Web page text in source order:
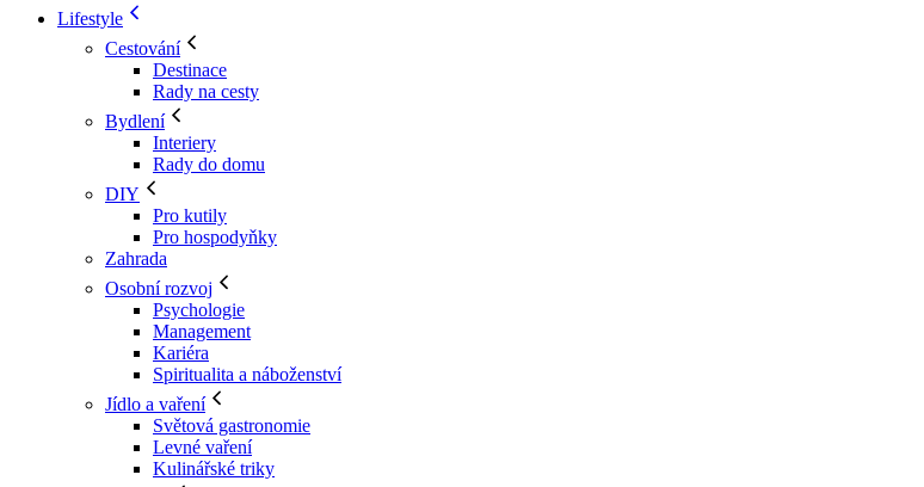
Lifestyle
Cestování
Destinace
Rady na cesty
Bydlení
Interiery
Rady do domu
DIY
Pro kutily
Pro hospodyňky
Zahrada
Osobní rozvoj
Psychologie
Management
Kariéra
Spiritualita a náboženství
Jídlo a vaření
Světová gastronomie
Levné vaření
Kulinářské triky